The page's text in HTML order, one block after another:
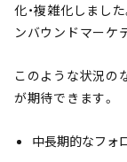
化・複雑化しまし
ンバウンドマーケ
このような状況の
が期待できます。
中長期的なフォ